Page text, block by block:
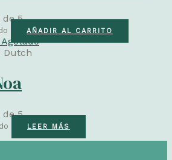
de 5
AÑADIR AL CARRITO
Agotado
Dutch
de 5
LEER MÁS